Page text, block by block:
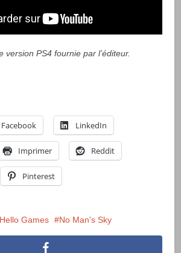
version PS4 fournie par l’éditeur.
Facebook LinkedIn
Imprimer Reddit
Pinterest
Hello Games No Man's Sky